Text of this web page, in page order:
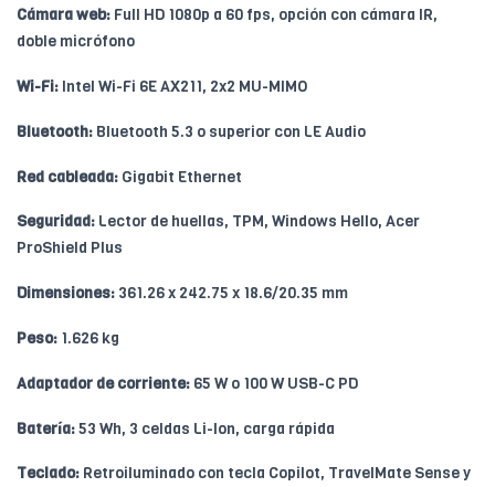
Cámara web: Full HD 1080p a 60 fps, opción con cámara IR,
doble micrófono
Wi-Fi: Intel Wi-Fi 6E AX211, 2x2 MU-MIMO
Bluetooth: Bluetooth 5.3 o superior con LE Audio
Red cableada: Gigabit Ethernet
Seguridad: Lector de huellas, TPM, Windows Hello, Acer
ProShield Plus
Dimensiones: 361.26 x 242.75 x 18.6/20.35 mm
Peso: 1.626 kg
Adaptador de corriente: 65 W o 100 W USB-C PD
Batería:53 Wh, 3 celdas Li-Ion, carga rápida
Teclado: Retroiluminado con tecla Copilot, TravelMate Sense y